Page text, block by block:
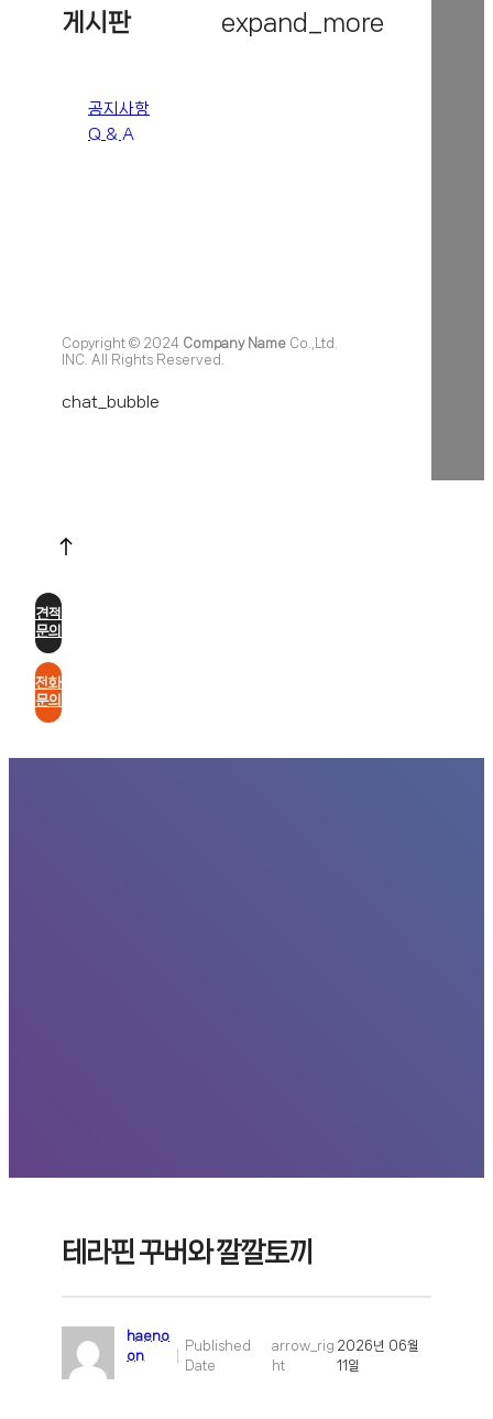
게시판 expand_more
공지사항
Q & A
Copyright © 2024 Company Name Co.,Ltd.
INC. All Rights Reserved.
chat_bubble
견적
문의
전화
문의
테라핀 꾸버와 깔깔토끼
haeno
on
Published
Date
arrow_rig
ht
2026년 06월
11일